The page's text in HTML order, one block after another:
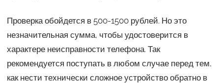
Проверка обойдется в 500-1500 рублей. Но это
незначительная сумма, чтобы удостоверится в
характере неисправности телефона. Так
рекомендуется поступать в любом случае перед тем,
как нести технически сложное устройство обратно в